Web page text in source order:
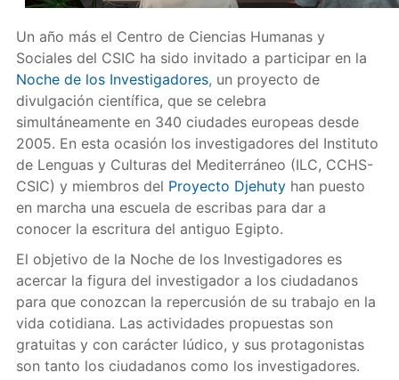
Un año más el Centro de Ciencias Humanas y
Sociales del CSIC ha sido invitado a participar en la
Noche de los Investigadores, un proyecto de
divulgación científica, que se celebra
simultáneamente en 340 ciudades europeas desde
2005. En esta ocasión los investigadores del Instituto
de Lenguas y Culturas del Mediterráneo (ILC, CCHS-
CSIC) y miembros del Proyecto Djehutyhan puesto
en marcha una escuela de escribas para dar a
conocer la escritura del antiguo Egipto.
El objetivo de la Noche de los Investigadores es
acercar la figura del investigador a los ciudadanos
para que conozcan la repercusión de su trabajo en la
vida cotidiana. Las actividades propuestas son
gratuitas y con carácter lúdico, y sus protagonistas
son tanto los ciudadanos como los investigadores.